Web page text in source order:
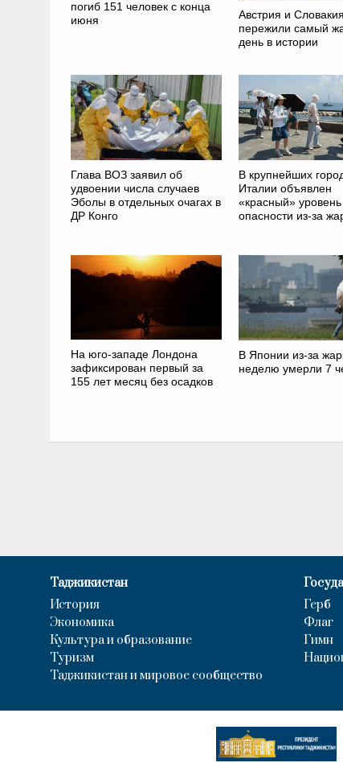
погиб 151 человек с конца
июня
Австрия и Словакия
пережили самый
день в истории
Глава ВОЗ заявил об
удвоении числа случаев
Эболы в отдельных очагах в
ДР Конго
В крупнейших
Италии объявлен
«красный» уровень
опасности из-за
На юго-западе Лондона
зафиксирован первый за
155 лет месяц без осадков
В Японии из-за
неделю умерли 7
Таджикистан
История
Экономика
Культура и образование
Туризм
Таджикистан и мировое сообщество
Герб
Флаг
Гимн